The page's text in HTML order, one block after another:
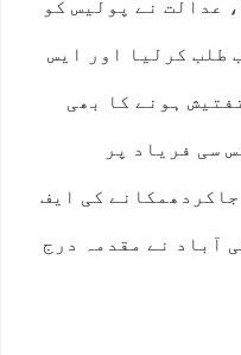
عدالت نے پولیس کو
طلب کرلیا اور ایس
ہونے کا بھی
سی فریاد پر
کی ایف
آباد نے مقدمہ درج